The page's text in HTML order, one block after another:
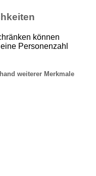
können
Personenzahl
weiterer Merkmale